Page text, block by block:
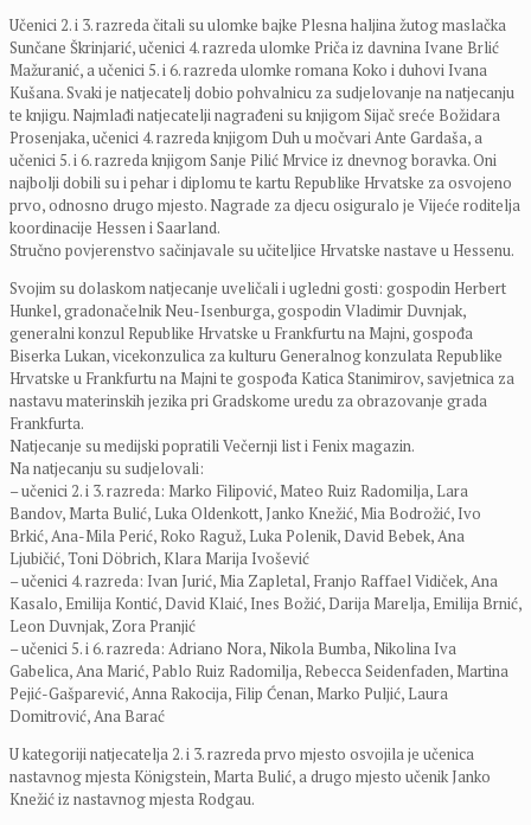
Učenici 2. i 3. razreda čitali su ulomke bajke Plesna haljina žutog maslačka
Sunčane Škrinjarić, učenici 4. razreda ulomke Priča iz davnina Ivane Brlić
Mažuranić, a učenici 5. i 6. razreda ulomke romana Koko i duhovi Ivana
Kušana. Svaki je natjecatelj dobio pohvalnicu za sudjelovanje na natjecanju
te knjigu. Najmlađi natjecatelji nagrađeni su knjigom Sijač sreće Božidara
Prosenjaka, učenici 4. razreda knjigom Duh u močvari Ante Gardaša, a
učenici 5. i 6. razreda knjigom Sanje Pilić Mrvice iz dnevnog boravka. Oni
najbolji dobili su i pehar i diplomu te kartu Republike Hrvatske za osvojeno
prvo, odnosno drugo mjesto. Nagrade za djecu osiguralo je Vijeće roditelja
koordinacije Hessen i Saarland.
Stručno povjerenstvo sačinjavale su učiteljice Hrvatske nastave u Hessenu.
Svojim su dolaskom natjecanje uveličali i ugledni gosti: gospodin Herbert
Hunkel, gradonačelnik Neu-Isenburga, gospodin Vladimir Duvnjak,
generalni konzul Republike Hrvatske u Frankfurtu na Majni, gospođa
Biserka Lukan, vicekonzulica za kulturu Generalnog konzulata Republike
Hrvatske u Frankfurtu na Majni te gospođa Katica Stanimirov, savjetnica za
nastavu materinskih jezika pri Gradskome uredu za obrazovanje grada
Frankfurta.
Natjecanje su medijski popratili Večernji list i Fenix magazin.
Na natjecanju su sudjelovali:
– učenici 2. i 3. razreda: Marko Filipović, Mateo Ruiz Radomilja, Lara
Bandov, Marta Bulić, Luka Oldenkott, Janko Knežić, Mia Bodrožić, Ivo
Brkić, Ana-Mila Perić, Roko Raguž, Luka Polenik, David Bebek, Ana
Ljubičić, Toni Döbrich, Klara Marija Ivošević
– učenici 4. razreda: Ivan Jurić, Mia Zapletal, Franjo Raffael Vidiček, Ana
Kasalo, Emilija Kontić, David Klaić, Ines Božić, Darija Marelja, Emilija Brnić,
Leon Duvnjak, Zora Pranjić
– učenici 5. i 6. razreda: Adriano Nora, Nikola Bumba, Nikolina Iva
Gabelica, Ana Marić, Pablo Ruiz Radomilja, Rebecca Seidenfaden, Martina
Pejić-Gašparević, Anna Rakocija, Filip Ćenan, Marko Puljić, Laura
Domitrović, Ana Barać
U kategoriji natjecatelja 2. i 3. razreda prvo mjesto osvojila je učenica
nastavnog mjesta Königstein, Marta Bulić, a drugo mjesto učenik Janko
Knežić iz nastavnog mjesta Rodgau.